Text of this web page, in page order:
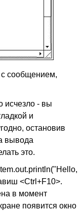
с сообщением,
исчезло - вы
и
остановив
вывода
это.
<Ctrl+F10>.
в момент
появится окно